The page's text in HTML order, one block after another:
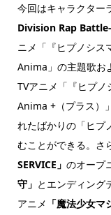
今回はキャラクター
Division Rap Battle-
ニメ「『ヒプノシ
Anima」の主題歌お
TVアニメ「『ヒプ
Anima +（プラス）
れたばかりの「ヒプ
むことができる。さ
SERVICE」 のオープ
守」 とエンディング
アニメ 「魔法少女マ